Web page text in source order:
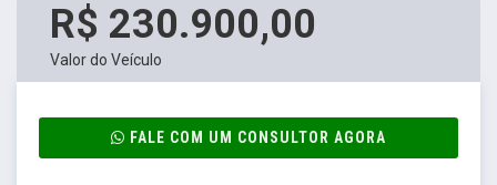
R$ 230.900,00
Valor do Veículo
FALE COM UM CONSULTOR AGORA